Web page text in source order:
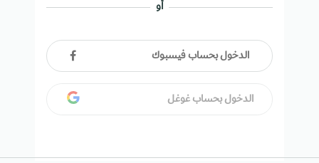
أو
الدخول بحساب فيسبوك
الدخول بحساب غوغل